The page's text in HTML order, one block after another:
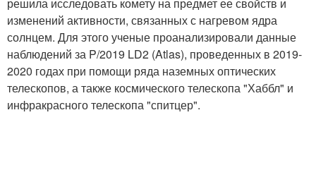
изменений активности, связанных с нагревом ядра
солнцем. Для этого ученые проанализировали данные
наблюдений за P/2019 LD2 (Atlas), проведенных в 2019-
2020 годах при помощи ряда наземных оптических
телескопов, а также космического телескопа "Хаббл" и
инфракрасного телескопа "спитцер".